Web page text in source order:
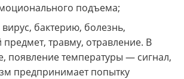
подъема;
бактерию, болезнь,
травму, отравление. В
появление температуры — сигнал,
предпринимает попытку